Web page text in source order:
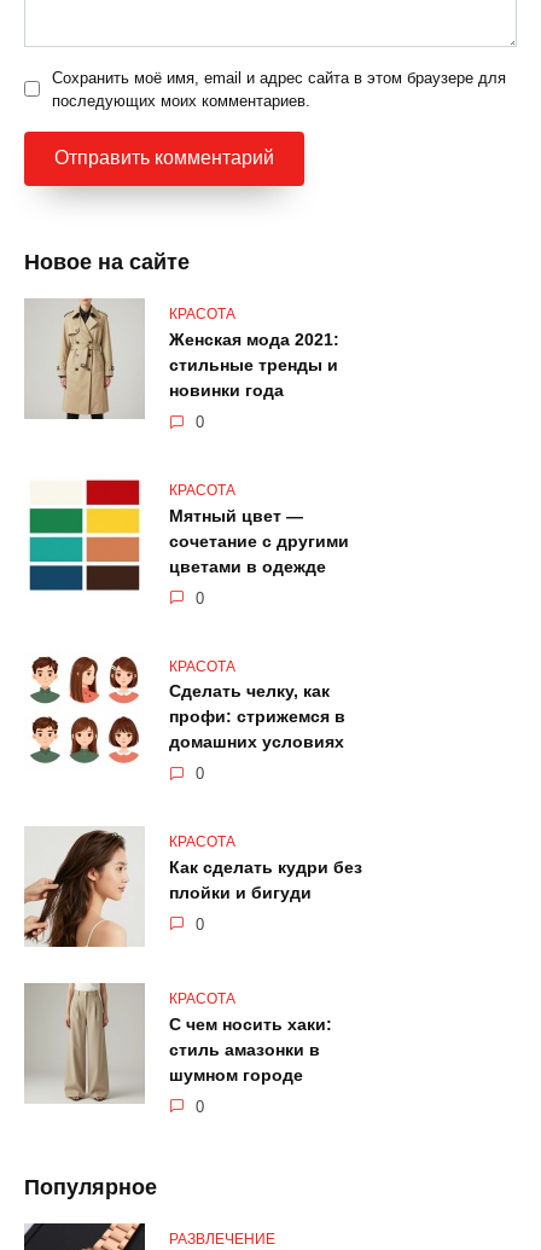
Сохранить моё имя, email и адрес сайта в этом браузере для
последующих моих комментариев.
Новое на сайте
КРАСОТА
Женская мода 2021:
стильные тренды и
новинки года
0
КРАСОТА
Мятный цвет —
сочетание с другими
цветами в одежде
0
КРАСОТА
Сделать челку, как
профи: стрижемся в
домашних условиях
0
КРАСОТА
Как сделать кудри без
плойки и бигуди
0
КРАСОТА
С чем носить хаки:
стиль амазонки в
шумном городе
0
Популярное
РАЗВЛЕЧЕНИЕ